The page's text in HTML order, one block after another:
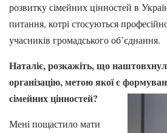
розвитку сімейних цінностей в
питання, котрі стосуються
учасників громадського об’єднання.
Наталіє, розкажіть, що
організацію, метою якої є
сімейних цінностей?
Мені пощастило мати